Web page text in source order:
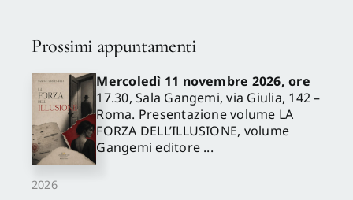
Prossimi appuntamenti
2026
Mercoledì 11 novembre 2026, ore
17.30, Sala Gangemi, via Giulia, 142 –
Roma. Presentazione volume LA
FORZA DELL’ILLUSIONE, volume
Gangemi editore ...